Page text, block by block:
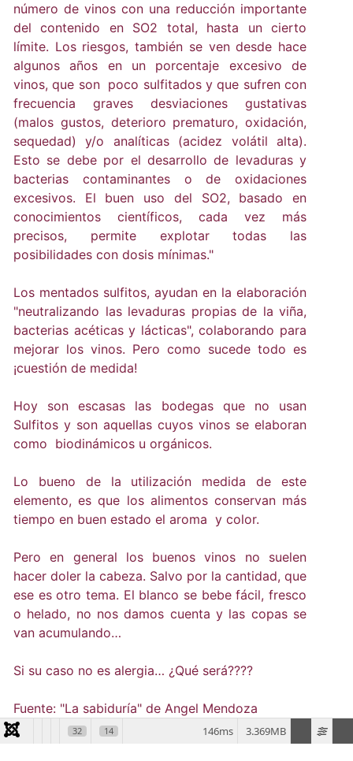
número de vinos con una reducción importante
del contenido en SO2 total, hasta un cierto
límite. Los riesgos, también se ven desde hace
algunos años en un porcentaje excesivo de
vinos, que son poco sulfitados y que sufren con
frecuencia graves desviaciones gustativas
(malos gustos, deterioro prematuro, oxidación,
sequedad) y/o analíticas (acidez volátil alta).
Esto se debe por el desarrollo de levaduras y
bacterias contaminantes o de oxidaciones
excesivos. El buen uso del SO2, basado en
conocimientos científicos, cada vez más
precisos, permite explotar todas las
posibilidades con dosis mínimas."
Los mentados sulfitos, ayudan en la elaboración
"neutralizando las levaduras propias de la viña,
bacterias acéticas y lácticas", colaborando para
mejorar los vinos. Pero como sucede todo es
¡cuestión de medida!
Hoy son escasas las bodegas que no usan
Sulfitos y son aquellas cuyos vinos se elaboran
como biodinámicos u orgánicos.
Lo bueno de la utilización medida de este
elemento, es que los alimentos conservan más
tiempo en buen estado el aroma y color.
Pero en general los buenos vinos no suelen
hacer doler la cabeza. Salvo por la cantidad, que
ese es otro tema. El blanco se bebe fácil, fresco
o helado, no nos damos cuenta y las copas se
van acumulando…
Si su caso no es alergia… ¿Qué será????
Fuente: "La sabiduría" de Angel Mendoza
32 14 3.369MB
146ms